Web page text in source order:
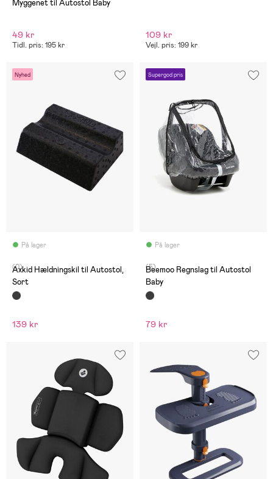
Myggenet til Autostol Baby
49 kr
Tidl. pris: 195 kr
109 kr
Vejl. pris: 199 kr
Nyhed
På lager
(0)
Axkid Hældningskil til Autostol,
Sort
139 kr
Supergod pris
På lager
(5)
Beemoo Regnslag til Autostol
Baby
79 kr